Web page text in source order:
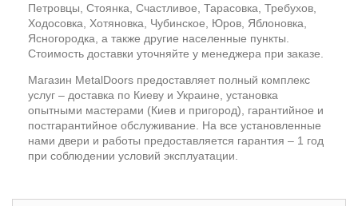
Петровцы, Стоянка, Счастливое, Тарасовка, Требухов,
Ходосовка, Хотяновка, Чубинское, Юров, Яблоновка,
Ясногородка, а также другие населенные пункты.
Стоимость доставки уточняйте у менеджера при заказе.
Магазин MetalDoors предоставляет полный комплекс
услуг – доставка по Киеву и Украине, установка
опытными мастерами (Киев и пригород), гарантийное и
постгарантийное обслуживание. На все установленные
нами двери и работы предоставляется гарантия – 1 год
при соблюдении условий эксплуатации.